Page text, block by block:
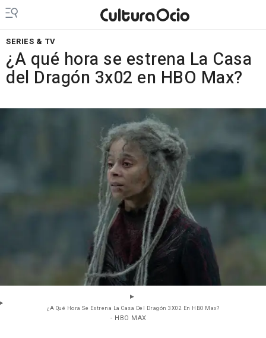
SERIES & TV
¿A qué hora se estrena La Casa
del Dragón 3x02 en HBO Max?
¿A Qué Hora Se Estrena La Casa Del Dragón 3X02 En HBO Max?
- HBO MAX